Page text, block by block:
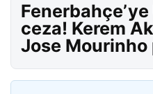
Fenerbahçe’ye
ceza! Kerem
Jose Mourinho